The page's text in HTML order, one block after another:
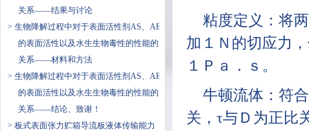
关系——结果与讨论
> 生物降解过程中对于表面活性剂AS、AE
的表面活性以及水生生物毒性的性能的
关系——材料和方法
> 生物降解过程中对于表面活性剂AS、AE
的表面活性以及水生生物毒性的性能的
关系——结论、致谢！
> 板式表面张力贮箱导流板液体传输能力
粘度定义：将
加１Ｎ的切应力
１Ｐａ．ｓ。
牛顿流体：符
关，τ与Ｄ为正比